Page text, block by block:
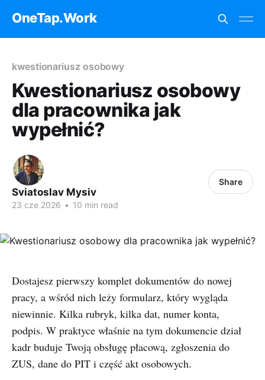
OneTap.Work
kwestionariusz osobowy
Kwestionariusz osobowy
dla pracownika jak
wypełnić?
Sviatoslav Mysiv
23 cze 2026 • 10 min read
Share
Dostajesz pierwszy komplet dokumentów do nowej
pracy, a wśród nich leży formularz, który wygląda
niewinnie. Kilka rubryk, kilka dat, numer konta,
podpis. W praktyce właśnie na tym dokumencie dział
kadr buduje Twoją obsługę płacową, zgłoszenia do
ZUS, dane do PIT i część akt osobowych.